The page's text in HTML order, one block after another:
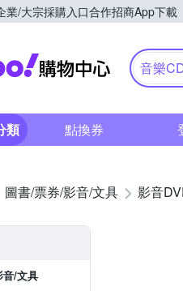
業/大宗採購入口合作招商App下載
Yahoo購物
音樂
類 點換券
圖書/票券/影音/文具 影音
音/文具